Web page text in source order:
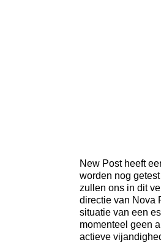
New Post heeft
worden nog
zullen ons in dit
directie van Nova
situatie van een
momenteel geen
actieve